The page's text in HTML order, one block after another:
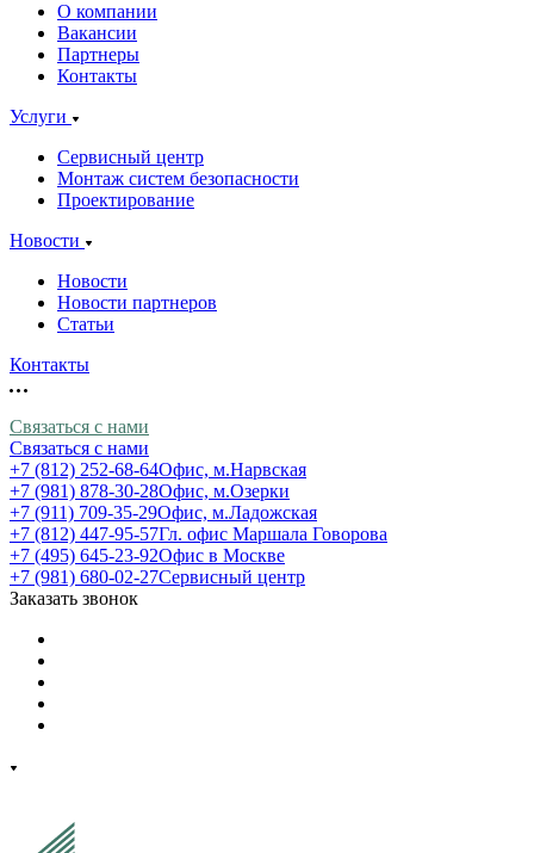
О компании
Вакансии
Партнеры
Контакты
Услуги
Сервисный центр
Монтаж систем безопасности
Проектирование
Новости
Новости
Новости партнеров
Статьи
Контакты
Связаться с нами
Связаться с нами
+7 (812) 252-68-64Офис, м.Нарвская
+7 (981) 878-30-28Офис, м.Озерки
+7 (911) 709-35-29Офис, м.Ладожская
+7 (812) 447-95-57Гл. офис Маршала Говорова
+7 (495) 645-23-92Офис в Москве
+7 (981) 680-02-27Сервисный центр
Заказать звонок